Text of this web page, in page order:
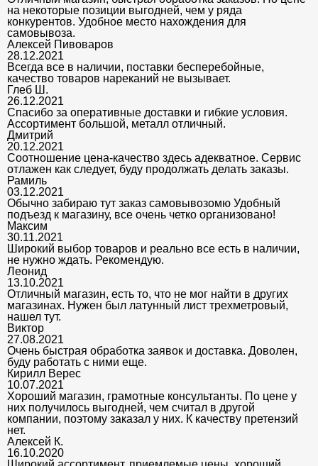
на некоторые позиции выгодней, чем у ряда
конкурентов. Удобное место нахождения для
самовывоза.
Алексей Пивоваров
28.12.2021
Всегда все в наличии, поставки бесперебойные,
качество товаров нареканий не вызывает.
Глеб Ш.
26.12.2021
Спасибо за оперативные доставки и гибкие условия.
Ассортимент большой, металл отличный.
Дмитрий
20.12.2021
Соотношение цена-качество здесь адекватное. Сервис
отлажен как следует, буду продолжать делать заказы.
Рамиль
03.12.2021
Обычно забираю тут заказ самовывозомю Удобный
подъезд к магазину, все очень четко организовано!
Максим
30.11.2021
Широкий выбор товаров и реально все есть в наличии,
не нужно ждать. Рекомендую.
Леонид
13.10.2021
Отличный магазин, есть то, что не мог найти в других
магазинах. Нужен был латунный лист трехметровый,
нашел тут.
Виктор
27.08.2021
Очень быстрая обработка заявок и доставка. Доволен,
буду работать с ними еще.
Кирилл Верес
10.07.2021
Хороший магазин, грамотные консультанты. По цене у
них получилось выгодней, чем считал в другой
компании, поэтому заказал у них. К качеству претензий
нет.
Алексей К.
16.10.2020